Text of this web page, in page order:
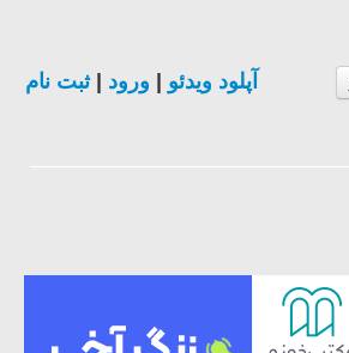
آپلود ویدئو ورود |ثبت نام